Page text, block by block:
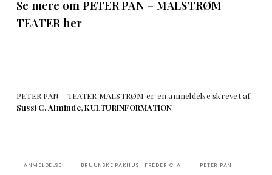
Se mere om PETER PAN – MALSTRØM
TEATERher
PETER PAN – TEATER MALSTRØM er en anmeldelse skrevet af
Sussi C. Alminde,KULTURINFORMATION
ANMELDELSE BRUUNSKE PAKHUS I FREDERICIA PETER PAN